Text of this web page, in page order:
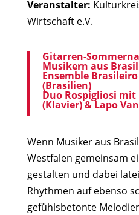
Veranstalter:
Wirtschaft e.V.
Gitarren-
Musikern aus
Ensemble
(Brasilien)
Duo Rospigliosi
(Klavier) & Lapo
Wenn Musiker aus
Westfalen gemeinsam
gestalten und dabei
Rhythmen auf ebenso
gefühlsbetonte